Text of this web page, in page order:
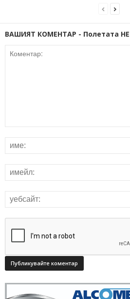
ВАШИЯТ КОМЕНТАР - Полетата